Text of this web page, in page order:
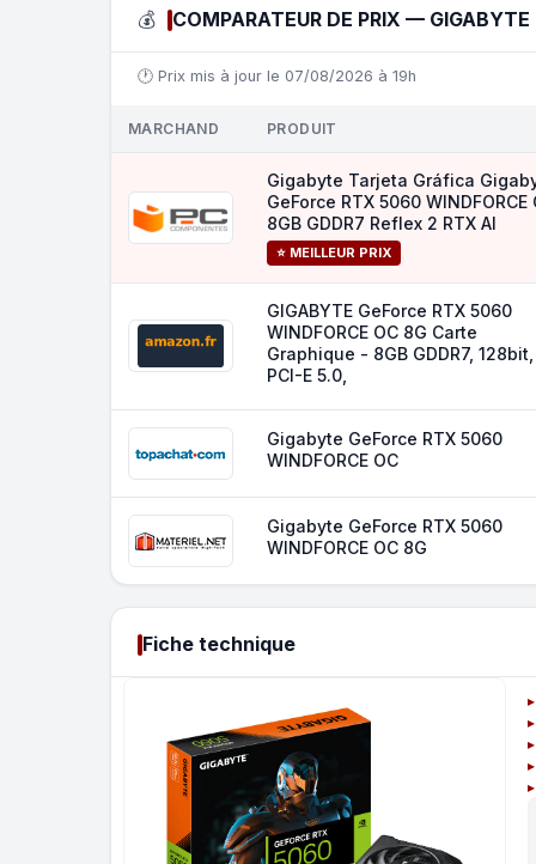
💰 COMPARATEUR DE PRIX —
🕐 Prix mis à jour le 07/08/2026 à 19h
MARCHAND PRODUIT
Gigabyte Tarjeta Gráfica
GeForce RTX 5060 WINDFORCE
8GB GDDR7 Reflex 2 RTX AI
⭐ MEILLEUR PRIX
GIGABYTE GeForce RTX 5060
WINDFORCE OC 8G Carte
Graphique - 8GB GDDR7, 128bit,
PCI-E 5.0,
Gigabyte GeForce RTX 5060
WINDFORCE OC
Gigabyte GeForce RTX 5060
WINDFORCE OC 8G
Fiche technique